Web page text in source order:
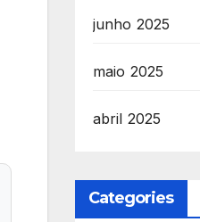
junho 2025
maio 2025
abril 2025
Categories